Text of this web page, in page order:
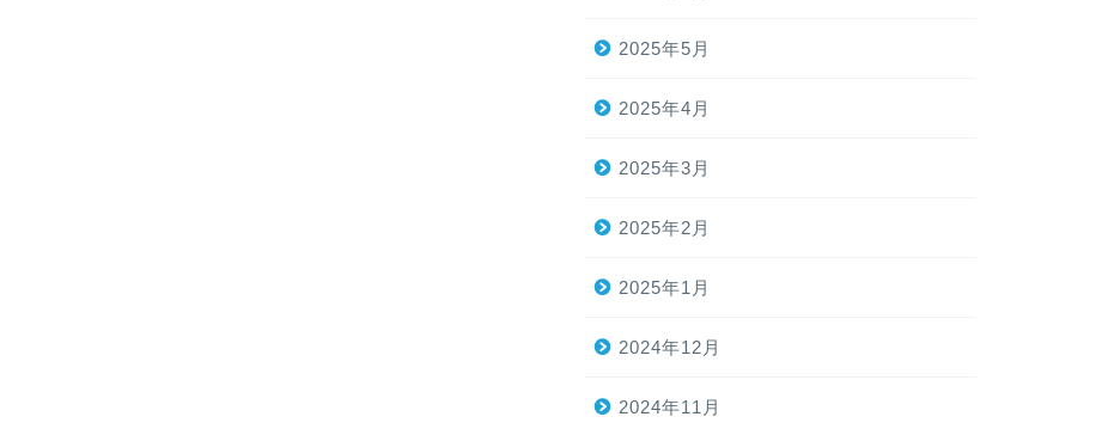
2025年5月
2025年4月
2025年3月
2025年2月
2025年1月
2024年12月
2024年11月